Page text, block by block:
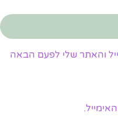
והאתר שלי לפעם הבאה